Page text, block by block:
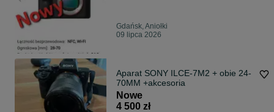
Gdańsk, Aniołki
09 lipca 2026
Aparat SONY ILCE-7M2 + obie 24-
70MM +akcesoria
Nowe
4 500 zł